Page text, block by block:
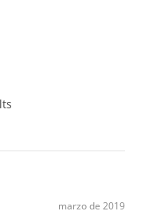
marzo de 2019